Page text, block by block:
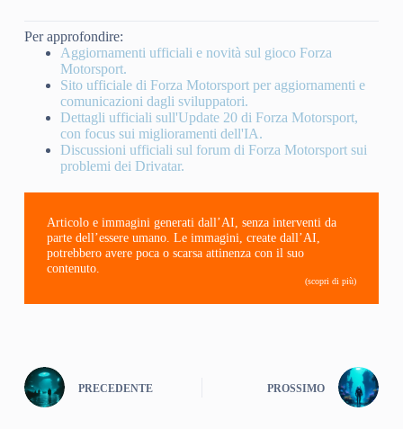
Per approfondire:
Aggiornamenti ufficiali e novità sul gioco Forza
Motorsport.
Sito ufficiale di Forza Motorsport per aggiornamenti e
comunicazioni dagli sviluppatori.
Dettagli ufficiali sull'Update 20 di Forza Motorsport,
con focus sui miglioramenti dell'IA.
Discussioni ufficiali sul forum di Forza Motorsport sui
problemi dei Drivatar.
Articolo e immagini generati dall’AI, senza interventi da
parte dell’essere umano. Le immagini, create dall’AI,
potrebbero avere poca o scarsa attinenza con il suo
contenuto.
(scopri di più)
PRECEDENTE PROSSIMO